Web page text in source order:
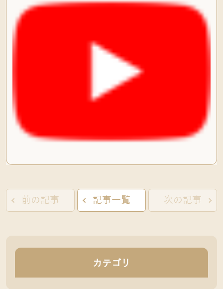
前の記事 記事一覧 次の記事
カテゴリ